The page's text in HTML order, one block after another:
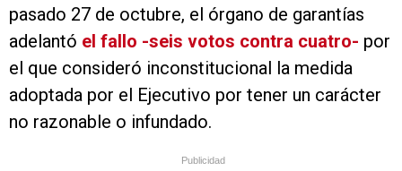
pasado 27 de octubre, el órgano de garantías
adelantó el fallo -seis votos contra cuatro- por
el que consideró inconstitucional la medida
adoptada por el Ejecutivo por tener un carácter
no razonable o infundado.
Publicidad